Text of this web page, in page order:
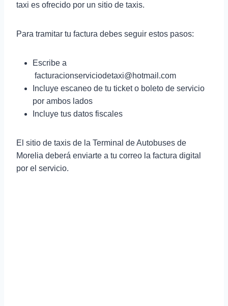
taxi es ofrecido por un sitio de taxis.
Para tramitar tu factura debes seguir estos pasos:
Escribe a
facturacionserviciodetaxi@hotmail.com
Incluye escaneo de tu ticket o boleto de servicio
por ambos lados
Incluye tus datos fiscales
El sitio de taxis de la Terminal de Autobuses de
Morelia deberá enviarte a tu correo la factura digital
por el servicio.